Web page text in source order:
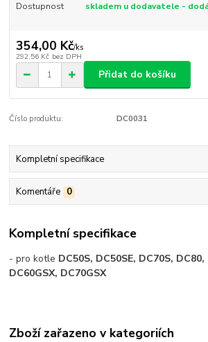
Dostupnost skladem u dodavatele -
354,00 Kč/ks
292,56 Kč bez DPH
Přidat do košíku
Číslo produktu: DC0031
Kompletní specifikace
Komentáře 0
Kompletní specifikace
- pro kotle DC50S, DC50SE, DC70S, DC80,
DC60GSX, DC70GSX
Zboží zařazeno v kategoriích